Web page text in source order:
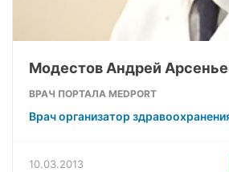
Модестов Андрей
ВРАЧ ПОРТАЛА MEDPORT
Врач организатор
10.03.2013